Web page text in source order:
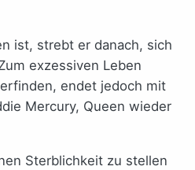
ist, strebt er danach, sich
exzessiven Leben
endet jedoch mit
Mercury, Queen wieder
Sterblichkeit zu stellen